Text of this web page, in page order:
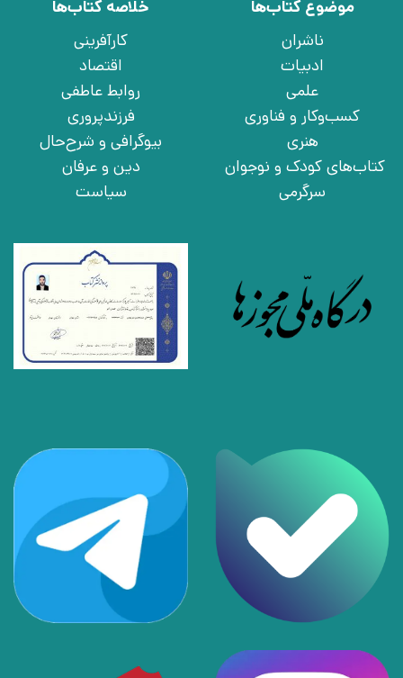
موضوع کتاب‌ها
ناشران
ادبیات
علمی
کسب‌وکار و فناوری
هنری
کتاب‌های کودک و نوجوان
سرگرمی
خلاصه کتاب‌ها
کارآفرینی
اقتصاد
روابط عاطفی
فرزندپروری
بیوگرافی و شرح‌حال
دین و عرفان
سیاست